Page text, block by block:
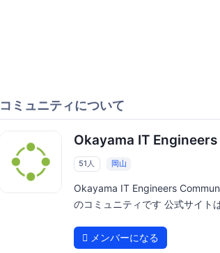
コミュニティについて
Okayama IT
51人 岡山
Okayama IT Engineers
のコミュニティです 公式サイ
メンバーになる